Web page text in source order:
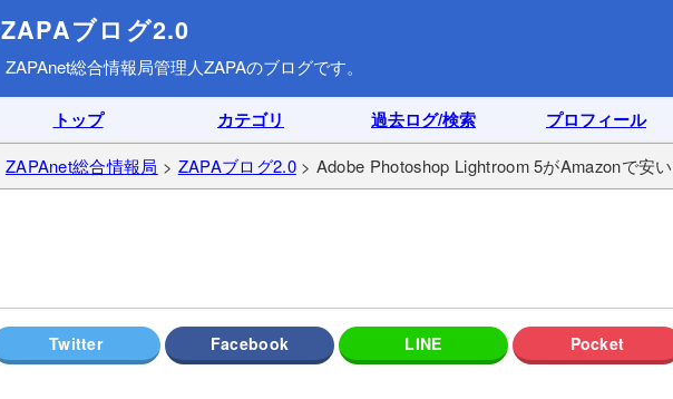
ZAPAブログ2.0
ZAPAnet総合情報局管理人ZAPAのブログです。
トップ カテゴリ 過去ログ/検索 プロフィール
ZAPAnet総合情報局 > ZAPAブログ2.0> Adobe Photoshop Lightroom 5がAmazonで安い